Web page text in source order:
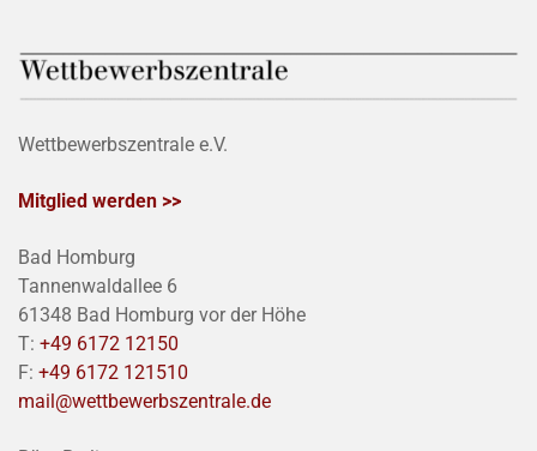
Wettbewerbszentrale e.V.
Mitglied werden >>
Bad Homburg
Tannenwaldallee 6
61348 Bad Homburg vor der Höhe
T: +49 6172 12150
F: +49 6172 121510
mail@wettbewerbszentrale.de